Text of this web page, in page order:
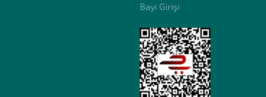
Bayi Girişi